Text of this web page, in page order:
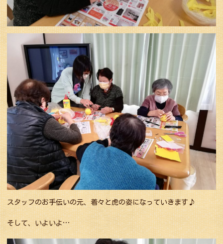
スタッフのお手伝いの元、着々と虎の姿になっていきます♪
そして、いよいよ…